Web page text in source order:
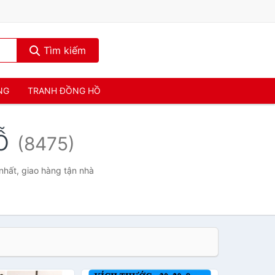
Tìm kiếm
TRANH ĐỒNG HỒ
(8475)
giao hàng tận nhà